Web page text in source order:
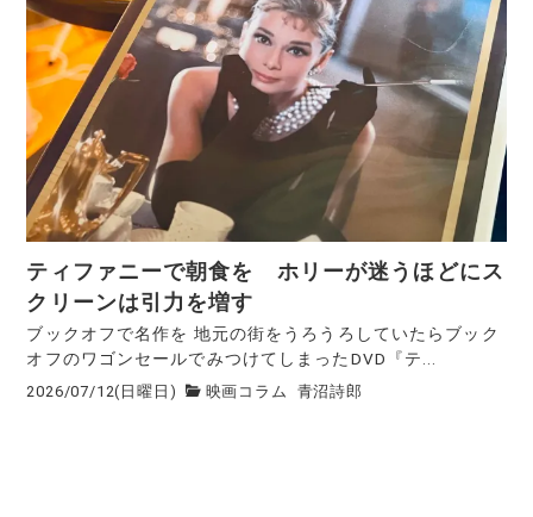
ティファニーで朝食を ホリーが迷うほどにス
クリーンは引力を増す
ブックオフで名作を 地元の街をうろうろしていたらブック
オフのワゴンセールでみつけてしまったDVD『テ...
2026/07/12(日曜日) 映画コラム 青沼詩郎